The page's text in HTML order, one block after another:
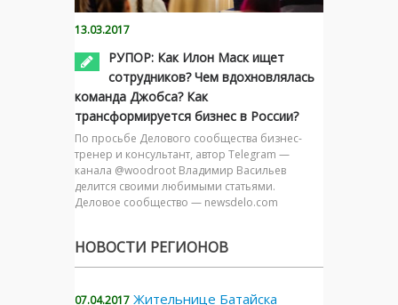
13.03.2017
РУПОР: Как Илон Маск ищет
сотрудников? Чем вдохновлялась
команда Джобса? Как
трансформируется бизнес в России?
По просьбе Делового сообщества бизнес-
тренер и консультант, автор Telegram —
канала @woodroot Владимир Васильев
делится своими любимыми статьями.
Деловое сообщество — newsdelo.com
НОВОСТИ РЕГИОНОВ
07.04.2017 Жительнице Батайска